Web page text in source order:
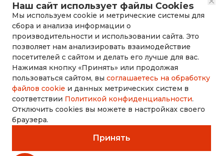
Наш сайт использует файлы Cookies
Мы используем cookie и метрические системы для
сбора и анализа информации о
производительности и использовании сайта. Это
позволяет нам анализировать взаимодействие
посетителей с сайтом и делать его лучше для вас.
Нажимая кнопку «Принять» или продолжая
пользоваться сайтом, вы соглашаетесь на обработку
файлов cookie и данных метрических систем в
соответствии Политикой конфиденциальности.
Отключить cookies вы можете в настройках своего
браузера.
Принять
rusdorznak@mail.ru
+7 (8452) 53-70-71